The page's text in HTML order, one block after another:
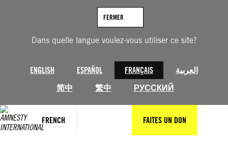
Dans quelle langue voulez-vous utiliser ce site?
ENGLISH ESPAÑOL FRANÇAIS
العربية
简中
繁中 РУССКИЙ
FERMER
FRENCH FAITES UN DON